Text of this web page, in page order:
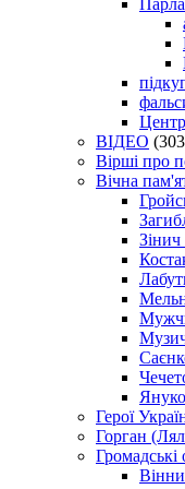
ВІДЕО
Вірші про
Вічна
Зінич
Герої
Горган
Громадські